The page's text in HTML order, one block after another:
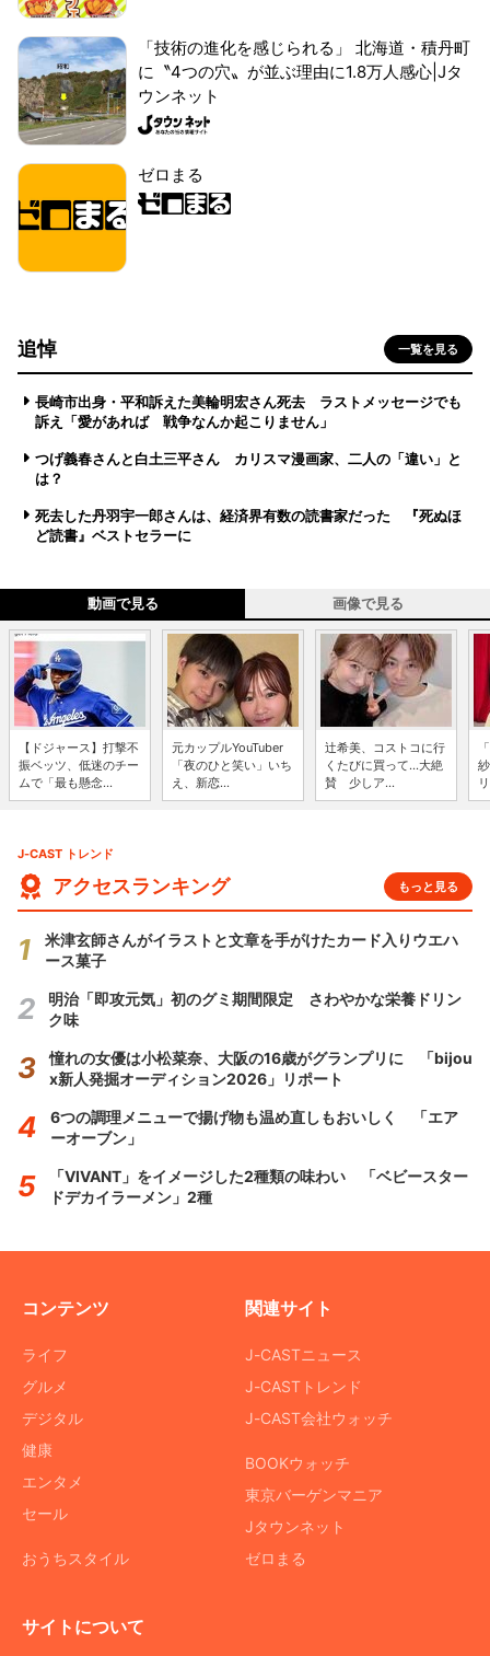
「技術の進化を感じられる」 北海道・積丹町
に〝4つの穴〟が並ぶ理由に1.8万人感心|Jタ
ウンネット
ゼロまる
追悼 一覧を見る
長崎市出身・平和訴えた美輪明宏さん死去 ラストメッセージでも
訴え「愛があれば 戦争なんか起こりません」
つげ義春さんと白土三平さん カリスマ漫画家、二人の「違い」と
は？
死去した丹羽宇一郎さんは、経済界有数の読書家だった 『死ぬほ
ど読書』ベストセラーに
動画で見る 画像で見る
【ドジャース】打撃不
振ベッツ、低迷のチー
ムで「最も懸念...
元カップルYouTuber
「夜のひと笑い」いち
え、新恋...
辻希美、コストコに行
くたびに買って...大絶
賛 少しア...
J-CAST トレンド
アクセスランキング もっと見る
米津玄師さんがイラストと文章を手がけたカード入りウエハ
ース菓子
明治「即攻元気」初のグミ期間限定 さわやかな栄養ドリン
ク味
憧れの女優は小松菜奈、大阪の16歳がグランプリに 「bijou
x新人発掘オーディション2026」リポート
6つの調理メニューで揚げ物も温め直しもおいしく 「エア
ーオーブン」
「VIVANT」をイメージした2種類の味わい 「ベビースター
ドデカイラーメン」2種
コンテンツ
ライフ
グルメ
デジタル
健康
エンタメ
セール
おうちスタイル
関連サイト
J-CASTニュース
J-CASTトレンド
J-CAST会社ウォッチ
BOOKウォッチ
東京バーゲンマニア
Jタウンネット
ゼロまる
サイトについて